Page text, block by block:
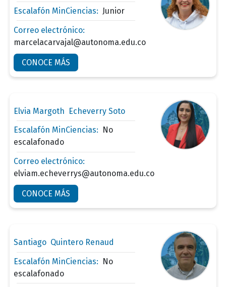
Escalafón MinCiencias: Junior
Correo electrónico:
marcelacarvajal@autonoma.edu.co
CONOCE MÁS
Elvia Margoth Echeverry Soto
Escalafón MinCiencias:
No
escalafonado
Correo electrónico:
elviam.echeverrys@autonoma.edu.co
CONOCE MÁS
Santiago Quintero Renaud
Escalafón MinCiencias: No
escalafonado